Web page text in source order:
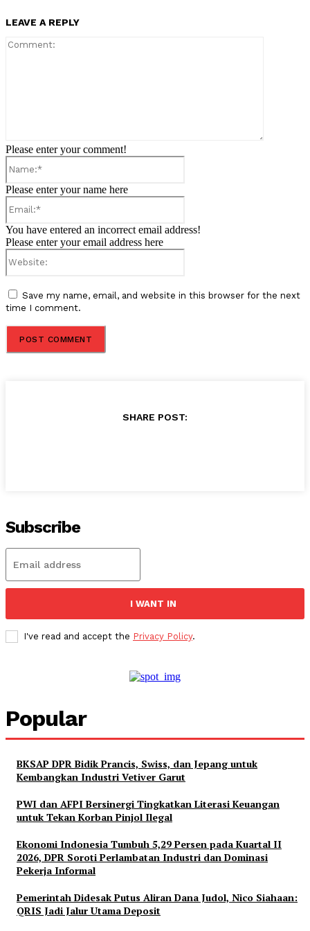
LEAVE A REPLY
Please enter your comment!
Please enter your name here
You have entered an incorrect email address!
Please enter your email address here
Save my name, email, and website in this browser for the next
time I comment.
SHARE POST:
Subscribe
I WANT IN
I've read and accept the Privacy Policy.
Popular
BKSAP DPR Bidik Prancis, Swiss, dan Jepang untuk
Kembangkan Industri Vetiver Garut
PWI dan AFPI Bersinergi Tingkatkan Literasi Keuangan
untuk Tekan Korban Pinjol Ilegal
Ekonomi Indonesia Tumbuh 5,29 Persen pada Kuartal II
2026, DPR Soroti Perlambatan Industri dan Dominasi
Pekerja Informal
Pemerintah Didesak Putus Aliran Dana Judol, Nico Siahaan:
QRIS Jadi Jalur Utama Deposit